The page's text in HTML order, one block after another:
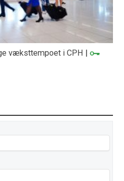
væksttempoet i CPH |